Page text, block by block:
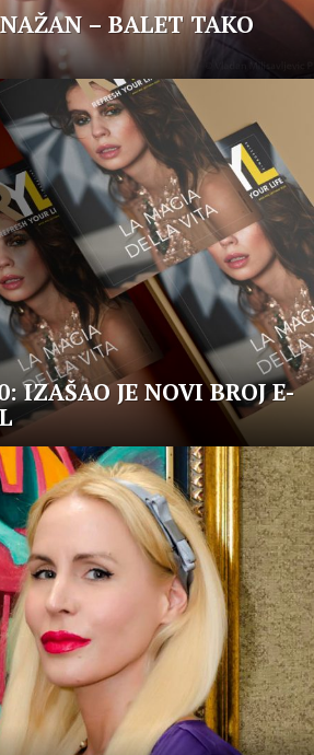
– BALET TAKO
IZAŠAO JE NOVI BROJ E-